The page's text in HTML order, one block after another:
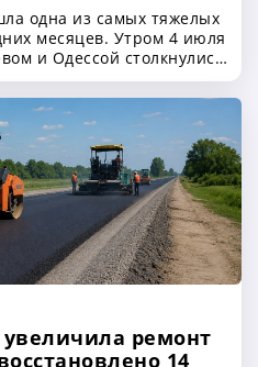
одна из самых тяжелых
месяцев. Утром 4 июля
и Одессой столкнулись
Mercedes Sprinter и
В результате ДТП
получили травмы
ремонт
14